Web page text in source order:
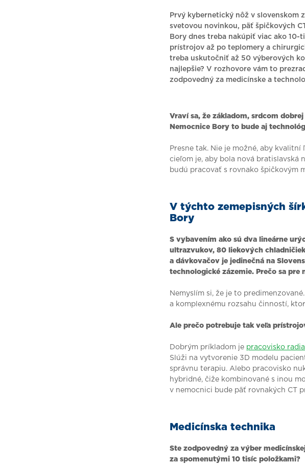
Prvý kybernetický nôž v slovenskom
svetovou novinkou, päť špičkových
Bory dnes treba nakúpiť viac ako 10-
prístrojov až po teplomery a
treba uskutočniť až 50 výberových
najlepšie? V rozhovore vám to
zodpovedný za medicínske a
Vraví sa, že základom, srdcom
Nemocnice Bory to bude aj
Presne tak. Nie je možné, aby
cieľom je, aby bola nová bratislavská
budú pracovať s rovnako špičkovým
V týchto zemepisných
Bory
S vybavením ako sú dva lineárne
ultrazvukov, 80 liekových
a dávkovačov je jedinečná na
technologické zázemie. Prečo sa pre
Nemyslím si, že je to
a komplexnému rozsahu činností,
Ale prečo potrebuje tak veľa
Dobrým príkladom je pracovisko
Slúži na vytvorenie 3D modelu
správnu terapiu. Alebo pracovisko
hybridné, čiže kombinované s inou
v nemocnici bude päť rovnakých CT
Medicínska technika
Ste zodpovedný za výber
za spomenutými 10 tisíc položkami?